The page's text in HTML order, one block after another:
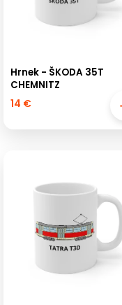
Hrnek - ŠKODA 35T
CHEMNITZ
14 €